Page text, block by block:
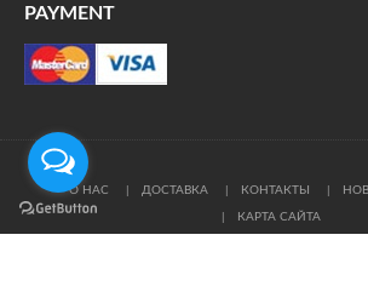
PAYMENT
О НАС ДОСТАВКА КОНТАКТЫ
КАРТА САЙТА